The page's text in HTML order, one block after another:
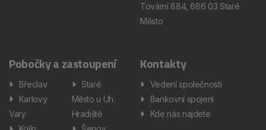
Tovární 884, 686 03 Staré
Město
Pobočky a zastoupení
Břeclav
Karlovy
Vary
Staré
Město u Uh.
Hradiště
Kontakty
Vedení společnosti
Bankovní spojení
Kde nás najdete